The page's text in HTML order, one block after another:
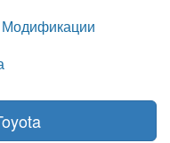
Модификации